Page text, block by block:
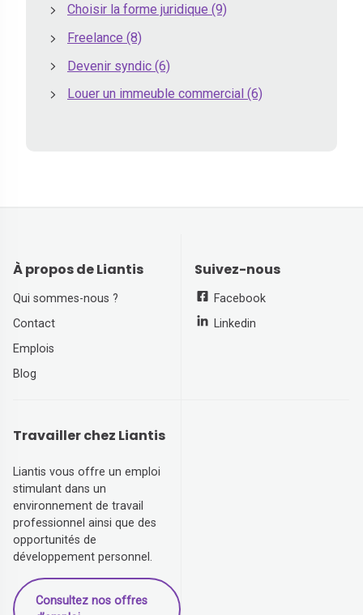
Choisir la forme juridique (9)
Freelance (8)
Devenir syndic (6)
Louer un immeuble commercial (6)
À propos de Liantis
Qui sommes-nous ?
Contact
Emplois
Blog
Suivez-nous
Facebook
Linkedin
Travailler chez Liantis
Liantis vous offre un emploi
stimulant dans un
environnement de travail
professionnel ainsi que des
opportunités de
développement personnel.
Consultez nos offres